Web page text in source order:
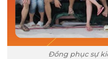
Đồng phục sự